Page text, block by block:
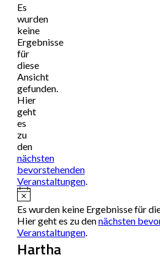
Hinweis
Es
wurden
keine
Ergebnisse
für
diese
Ansicht
gefunden.
Hier
geht
es
zu
den
nächsten
bevorstehenden
Veranstaltungen.
Hinweis
Es wurden keine Ergebnisse für
Hier geht es zu dennächsten
Veranstaltungen.
Hartha